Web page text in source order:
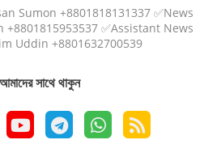
Sumon +8801818131337 ✅News
✅Assistant News
Uddin +8801632700539
আমাদের সাথে থাকুন